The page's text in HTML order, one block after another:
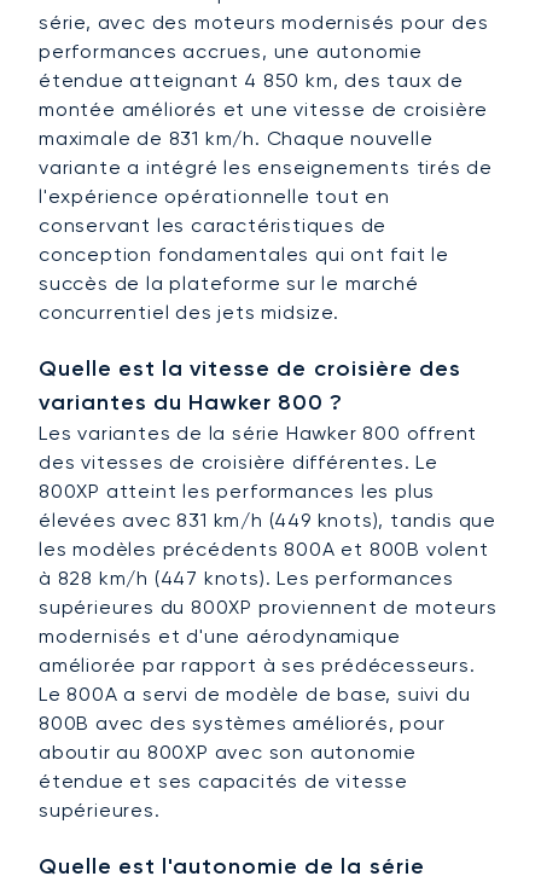
série, avec des moteurs modernisés pour des
performances accrues, une autonomie
étendue atteignant 4 850 km, des taux de
montée améliorés et une vitesse de croisière
maximale de 831 km/h. Chaque nouvelle
variante a intégré les enseignements tirés de
l'expérience opérationnelle tout en
conservant les caractéristiques de
conception fondamentales qui ont fait le
succès de la plateforme sur le marché
concurrentiel des jets midsize.
Quelle est la vitesse de croisière des
variantes du Hawker 800 ?
Les variantes de la série Hawker 800 offrent
des vitesses de croisière différentes. Le
800XP atteint les performances les plus
élevées avec 831 km/h (449 knots), tandis que
les modèles précédents 800A et 800B volent
à 828 km/h (447 knots). Les performances
supérieures du 800XP proviennent de moteurs
modernisés et d'une aérodynamique
améliorée par rapport à ses prédécesseurs.
Le 800A a servi de modèle de base, suivi du
800B avec des systèmes améliorés, pour
aboutir au 800XP avec son autonomie
étendue et ses capacités de vitesse
supérieures.
Quelle est l'autonomie de la série